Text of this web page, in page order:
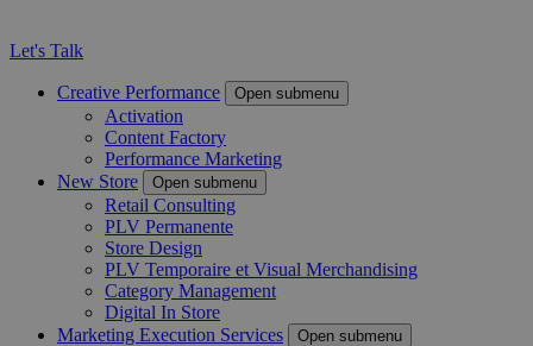
Let's Talk
Creative Performance Open submenu
Activation
Content Factory
Performance Marketing
New Store
Open submenu
Retail Consulting
PLV Permanente
Store Design
PLV Temporaire et Visual Merchandising
Category Management
Digital In Store
Marketing Execution Services
Open submenu